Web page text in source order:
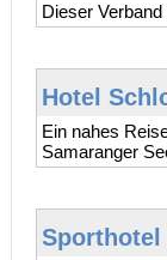
Dieser
Hotel
Ein nahes
Samaranger
Sporthotel